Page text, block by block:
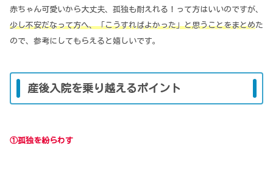
赤ちゃん可愛いから大丈夫、孤独も耐えれる！って方はいいのですが、
少し不安だなって方へ、「こうすればよかった」と思うことをまとめた
ので、参考にしてもらえると嬉しいです。
産後入院を乗り越えるポイント
①孤独を紛らわす